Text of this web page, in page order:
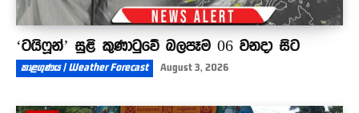
‘ටයිෆූන්’ සුළි කුණාටුවේ බලපෑම 06 වනදා සිට
කාළගුණය | Weather Forecast August 3, 2026